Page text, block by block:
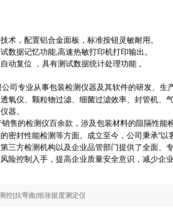
术，配置铝合金面板，标准按钮灵敏耐用。
数据记忆功能,高速热敏打印机打印输出。
动复位 ，具有测试数据统计处理功能 。
司专业从事包装检测仪器及其软件的研发、生
氧仪、颗粒物过滤、细菌过滤效率、封管机、
器。
售的检测仪百余款，涉及包装材料的阻隔性能
密封性能检测等方面。成立至今，公司秉承“以
三方检测机构以及企业品管部门提供了全面、
险控制入手，提高企业质量安全意识，减少企业